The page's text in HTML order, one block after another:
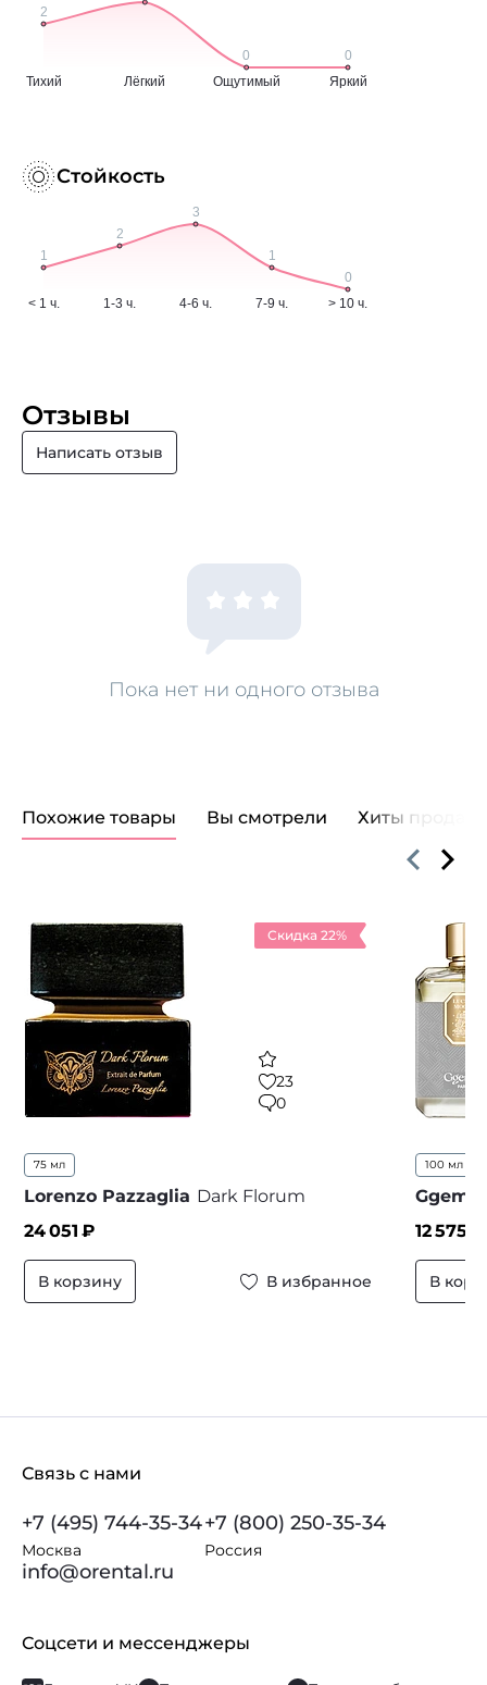
Стойкость
Отзывы
Написать отзыв
Пока нет ни одного отзыва
Похожие товары Вы смотрели Хиты продаж
Скидка 22%
23
0
75 мл
Lorenzo Pazzaglia Dark Florum
24 051 ₽
В корзину В избранное
100 мл
Ggema
12 575
В
Связь с нами
+7 (495) 744-35-34
Москва
+7 (800) 250-35-34
Россия
info@orental.ru
Соцсети и мессенджеры